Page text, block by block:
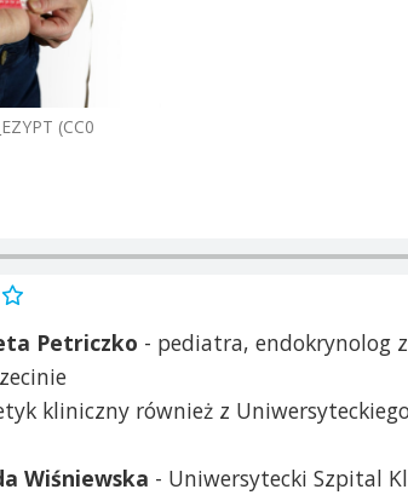
(CC0
Petriczko - pediatra, endokrynolog
kliniczny również z
Wiśniewska - Uniwersytecki Szpital